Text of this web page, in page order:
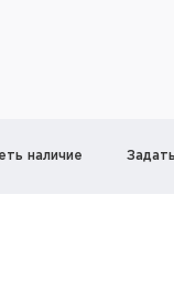
наличие